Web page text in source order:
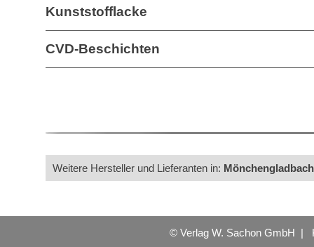
Kunststofflacke
CVD-Beschichten
Weitere Hersteller und Lieferanten in: Mönchengladbach
© Verlag W. Sachon GmbH |